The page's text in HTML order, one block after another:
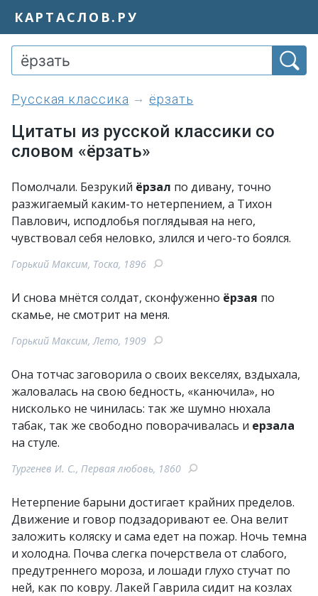
КАРТАСЛОВ.РУ
Русская классика ёрзать
Цитаты из русской классики со
словом «ёрзать»
Помолчали. Безрукий ёрзал по дивану, точно
разжигаемый каким-то нетерпением, а Тихон
Павлович, исподлобья поглядывая на него,
чувствовал себя неловко, злился и чего-то боялся.
Горький Максим, Тоска, 1896
И снова мнётся солдат, сконфуженно ёрзая по
скамье, не смотрит на меня.
Горький Максим, Лето, 1909
Она тотчас заговорила о своих векселях, вздыхала,
жаловалась на свою бедность, «канючила», но
нисколько не чинилась: так же шумно нюхала
табак, так же свободно поворачивалась и ерзала
на стуле.
Тургенев И. С., Первая любовь, 1860
Нетерпение барыни достигает крайних пределов.
Движение и говор подзадоривают ее. Она велит
заложить коляску и сама едет на пожар. Ночь темна
и холодна. Почва слегка почерствела от слабого,
предутреннего мороза, и лошади глухо стучат по
ней, как по ковру. Лакей Гаврила сидит на козлах